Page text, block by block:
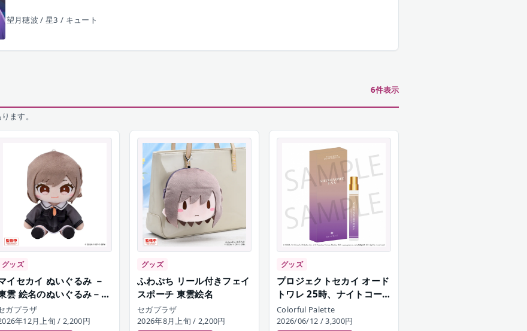
望月穂波 / 星3 / キュート
6件表示
ます。
グッズ
イセカイ ぬいぐるみ －
雲 絵名のぬいぐるみ－
S）
ガプラザ
年12月上旬 / 2,200円
グッズ
ふわぷち リール付きフェイ
スポーチ 東雲絵名
セガプラザ
2026年8月上旬 / 2,200円
グッズ
プロジェクトセカイ オード
トワレ 25時、ナイトコー
ドで。 東雲絵名
Colorful Palette
2026/06/12 / 3,300円